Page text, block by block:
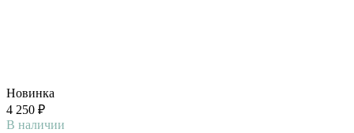
Новинка
4 250 ₽
В наличии